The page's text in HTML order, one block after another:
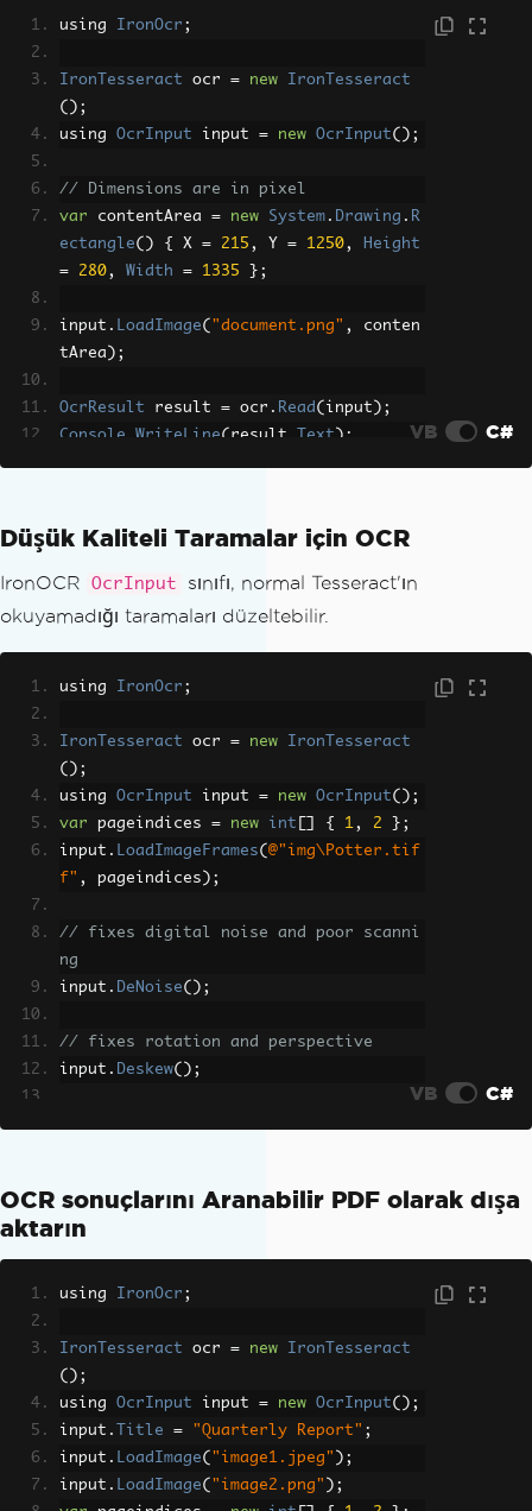
using IronOcr ;
IronTesseract ocr = new
IronTesseract
();
using OcrInput input = new OcrInput();
// Dimensions are in pixel
var contentArea = new System . Drawing . R
ectangle() { X = 215 , Y = 1250,
Height
=
280, Width = 1335 };
input . LoadImage( "document.png" ,
conten
tArea );
OcrResult result = ocr . Read ( input );
Console
WriteLine( result Text ); VB C#
Düşük Kaliteli Taramalar için OCR
IronOCR OcrInput
sınıfı, normal Tesseract'ın
okuyamadığı taramaları düzeltebilir.
using IronOcr ;
IronTesseract ocr = new
IronTesseract
();
using OcrInput input = new OcrInput();
var pageindices = new int { 1, 2
};
input . LoadImageFrames( @"img\Potter.tif
f" , pageindices );
// fixes digital noise and poor scanni
ng
input . DeNoise();
// fixes rotation and perspective
input . Deskew();
VB C#
OCR sonuçlarını Aranabilir PDF olarak dışa
aktarın
using IronOcr ;
IronTesseract ocr = new
IronTesseract
();
using OcrInput input = new OcrInput();
input . Title = "Quarterly Report" ;
input . LoadImage( "image1.jpeg" );
input . LoadImage( "image2.png" );